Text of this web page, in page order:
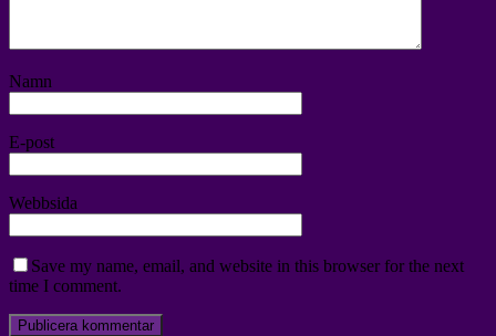
Namn
E-post
Webbsida
Save my name, email, and website in this browser for the next
time I comment.